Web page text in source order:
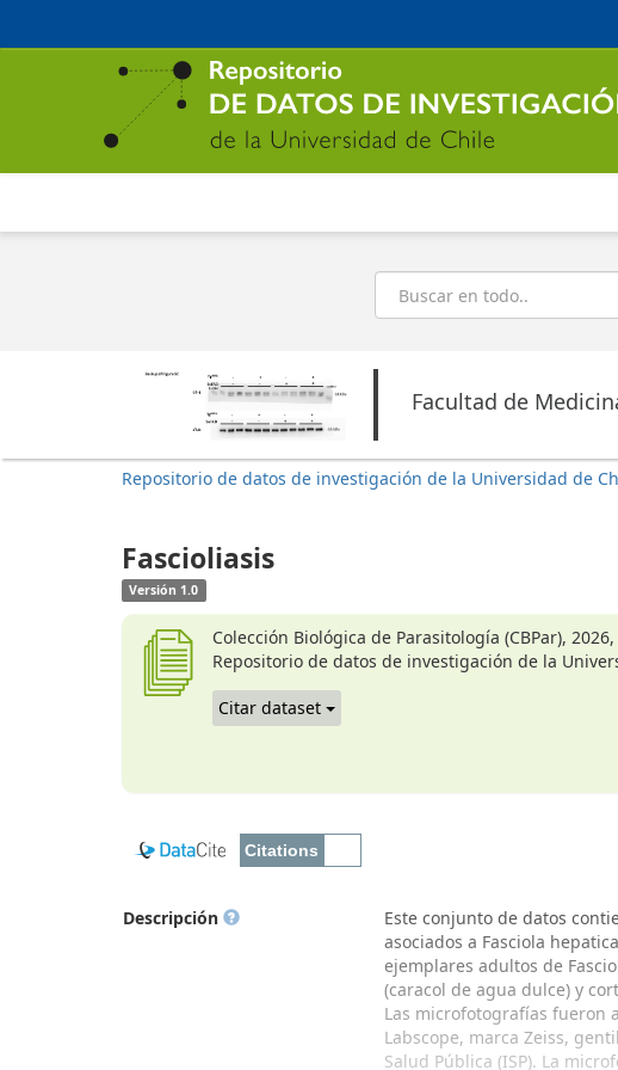
contenido
Buscar
Facultad de
Repositorio de datos de investigación de la Universidad de
Fascioliasis
Versión 1.0
Colección Biológica de Parasitología (CBPar),
Repositorio de datos de investigación de la
Citar dataset
Descripción
Este conjunto de datos
asociados a Fasciola
ejemplares adultos de
(caracol de agua dulce) y
Las microfotografías fueron
Labscope, marca Zeiss,
Salud Pública (ISP). La